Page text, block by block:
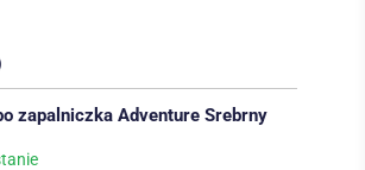
zapalniczka Adventure Srebrny